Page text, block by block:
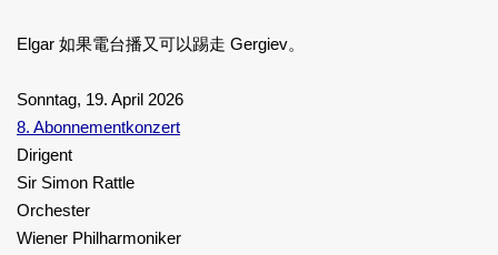
Elgar 如果電台播又可以踢走 Gergiev。
Sonntag, 19. April 2026
8. Abonnementkonzert
Dirigent
Sir Simon Rattle
Orchester
Wiener Philharmoniker